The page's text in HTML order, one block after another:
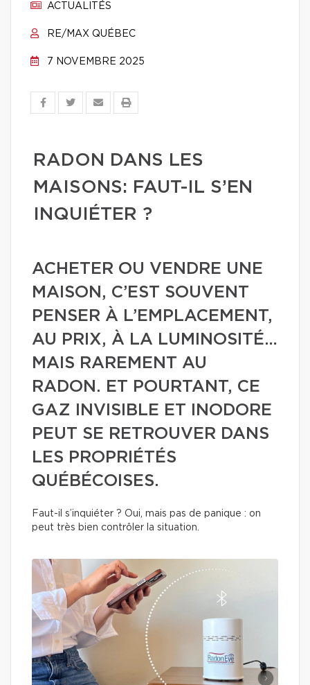
ACTUALITÉS
RE/MAX QUÉBEC
7 NOVEMBRE 2025
RADON DANS LES
MAISONS: FAUT-IL S’EN
INQUIÉTER ?
ACHETER OU VENDRE UNE
MAISON, C’EST SOUVENT
PENSER À L’EMPLACEMENT,
AU PRIX, À LA LUMINOSITÉ…
MAIS RAREMENT AU
RADON. ET POURTANT, CE
GAZ INVISIBLE ET INODORE
PEUT SE RETROUVER DANS
LES PROPRIÉTÉS
QUÉBÉCOISES.
Faut-il s’inquiéter ? Oui, mais pas de panique : on
peut très bien contrôler la situation.